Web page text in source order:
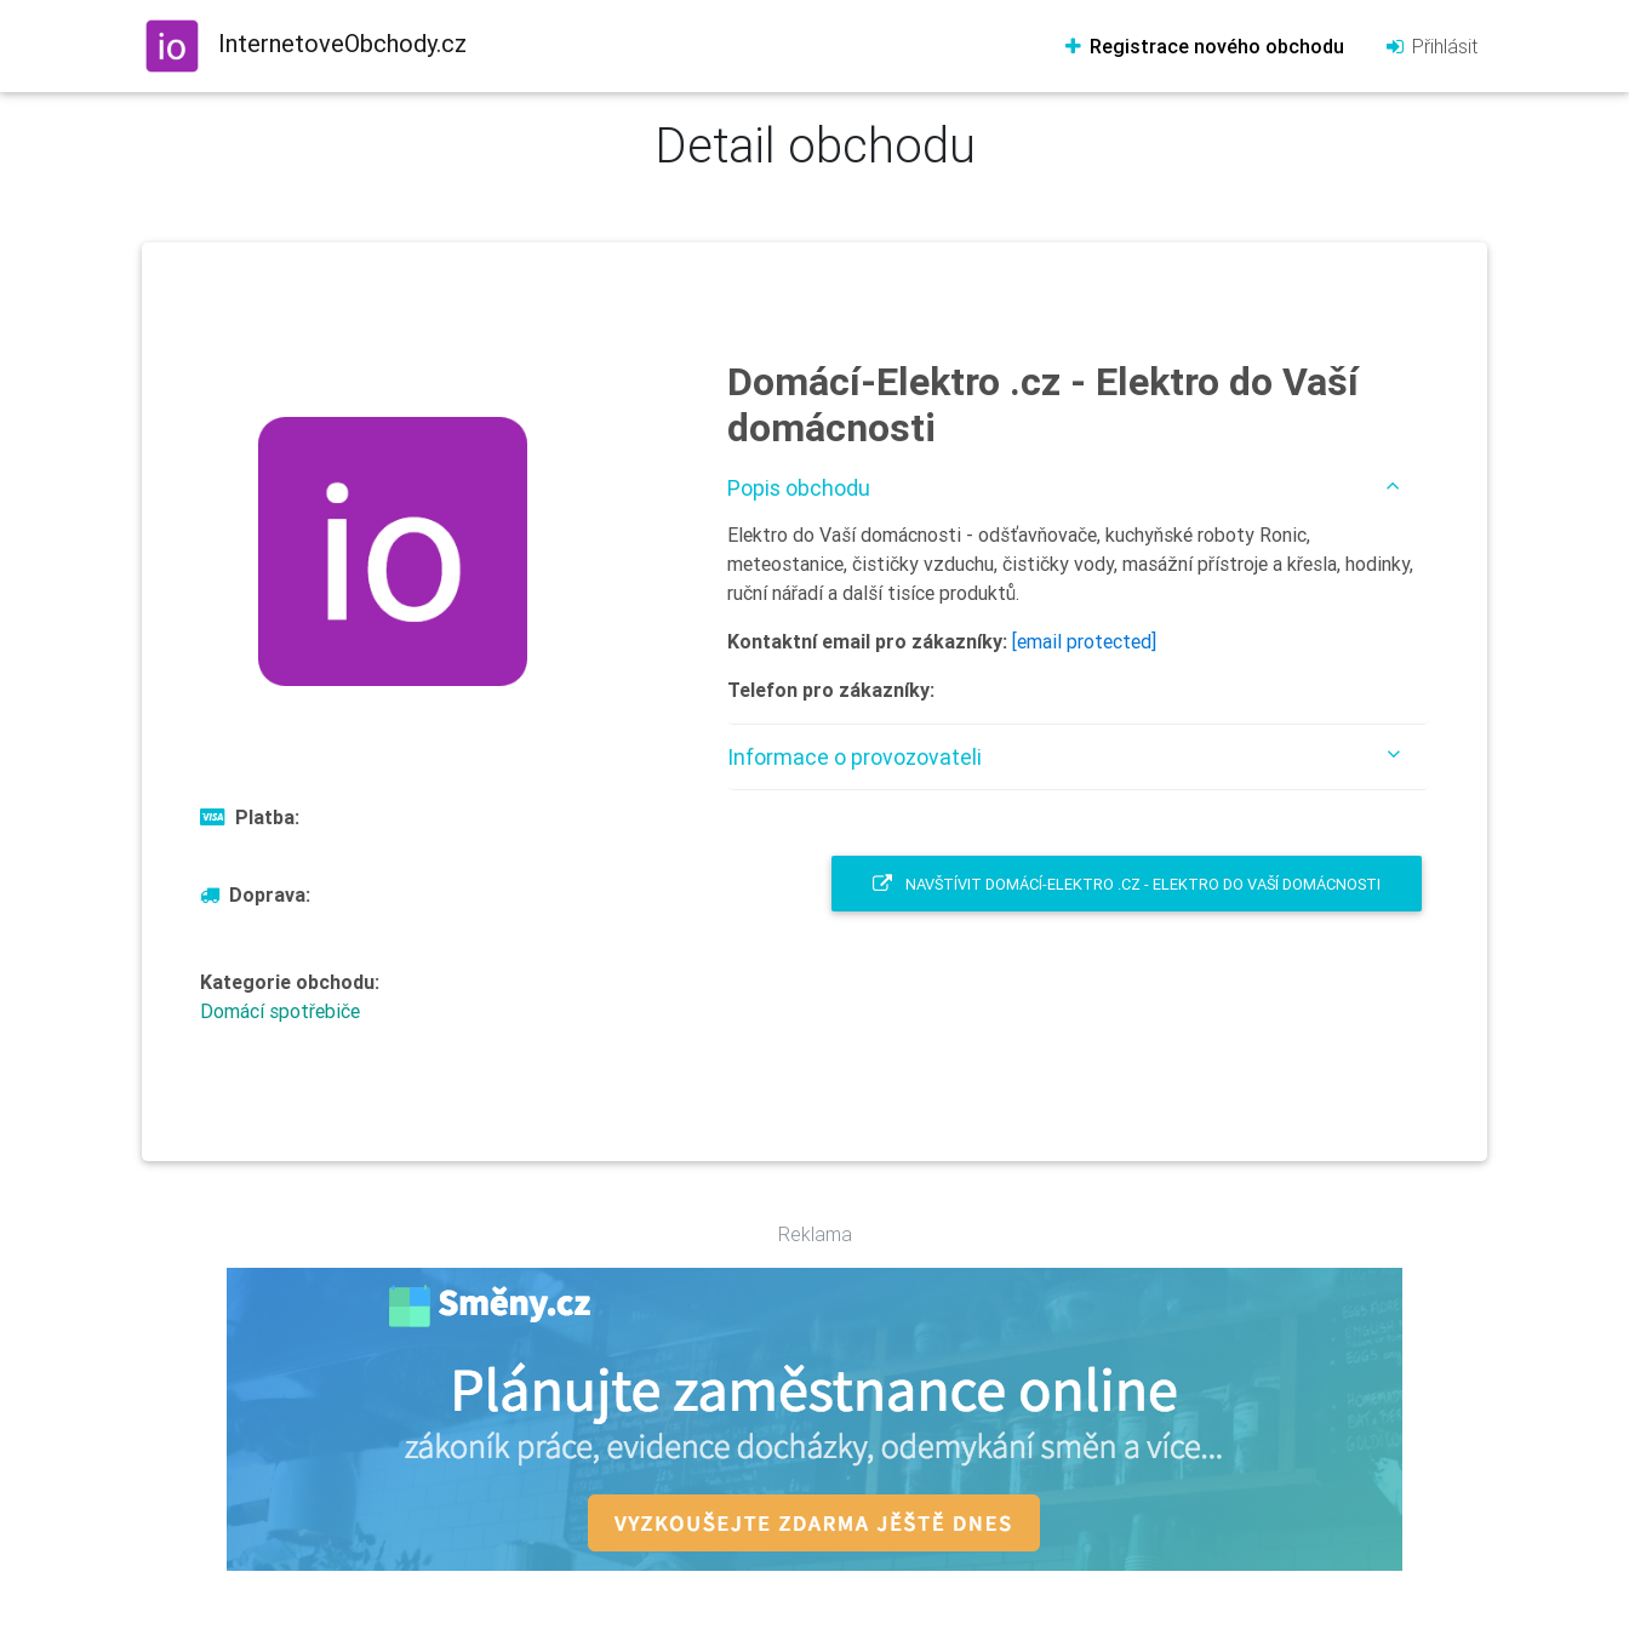
InternetoveObchody.cz Registrace nového obchodu Přihlásit
Detail obchodu
Platba:
Doprava:
Kategorie obchodu:
Domácí spotřebiče
Domácí-Elektro .cz - Elektro do Vaší
domácnosti
Popis obchodu
Elektro do Vaší domácnosti - odšťavňovače, kuchyňské roboty Ronic,
meteostanice, čističky vzduchu, čističky vody, masážní přístroje a křesla, hodinky,
ruční nářadí a další tisíce produktů.
Kontaktní email pro zákazníky: [email protected]
Telefon pro zákazníky:
Informace o provozovateli
NAVŠTÍVIT DOMÁCÍ-ELEKTRO .CZ - ELEKTRO DO VAŠÍ DOMÁCNOSTI
Reklama